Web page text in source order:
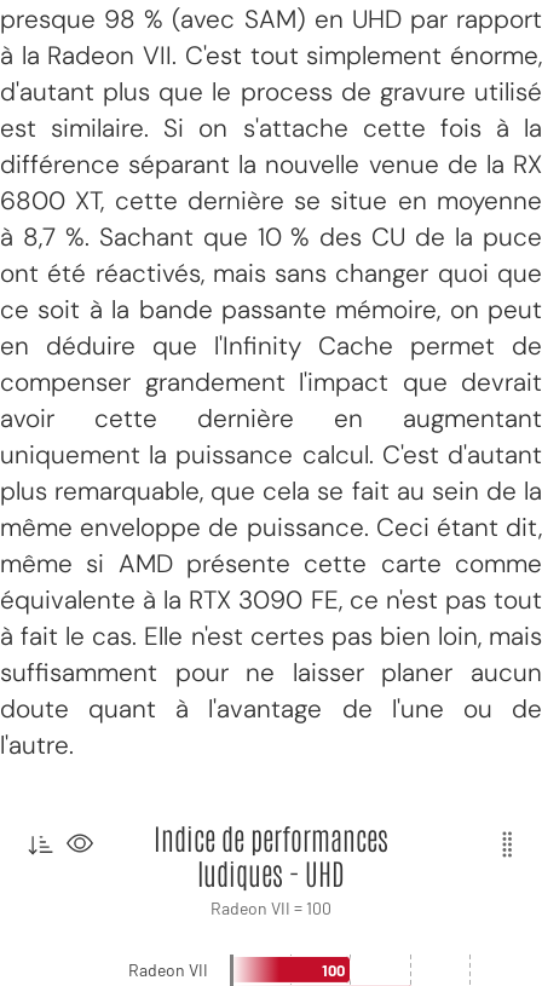
presque 98 % (avec SAM) en UHD par rapport
à la Radeon VII. C'est tout simplement énorme,
d'autant plus que le process de gravure utilisé
est similaire. Si on s'attache cette fois à la
différence séparant la nouvelle venue de la RX
6800 XT, cette dernière se situe en moyenne
à 8,7 %. Sachant que 10 % des CU de la puce
ont été réactivés, mais sans changer quoi que
ce soit à la bande passante mémoire, on peut
en déduire que l'Infinity Cache permet de
compenser grandement l'impact que devrait
avoir cette dernière en augmentant
uniquement la puissance calcul. C'est d'autant
plus remarquable, que cela se fait au sein de la
même enveloppe de puissance. Ceci étant dit,
même si AMD présente cette carte comme
équivalente à la RTX 3090 FE, ce n'est pas tout
à fait le cas. Elle n'est certes pas bien loin, mais
suffisamment pour ne laisser planer aucun
doute quant à l'avantage de l'une ou de
l'autre.